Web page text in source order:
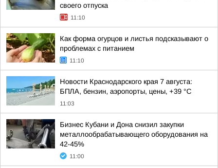
своего отпуска
11:10
Как форма огурцов и листья подсказывают о
проблемах с питанием
11:10
Новости Краснодарского края 7 августа:
БПЛА, бензин, аэропорты, цены, +39 °C
11:03
Бизнес Кубани и Дона снизил закупки
металлообрабатывающего оборудования на
42-45%
11:00